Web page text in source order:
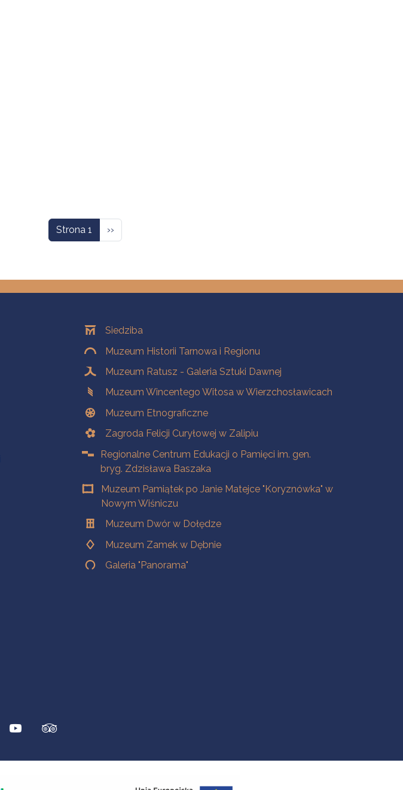
Strona 1 Następna strona
››
OddziałySiedziba
Muzeum Historii Tarnowa i Regionu
Muzeum Ratusz - Galeria Sztuki Dawnej
Muzeum Wincentego Witosa w Wierzchosławicach
Muzeum Etnograficzne
Zagroda Felicji Curyłowej w Zalipiu
Regionalne Centrum Edukacji o Pamięci im. gen.
bryg. Zdzisława Baszaka
Muzeum Pamiątek po Janie Matejce "Koryznówka" w
Nowym Wiśniczu
Muzeum Dwór w Dołędze
Muzeum Zamek w Dębnie
Galeria "Panorama"